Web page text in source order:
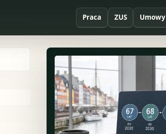
Praca ZUS Umowy